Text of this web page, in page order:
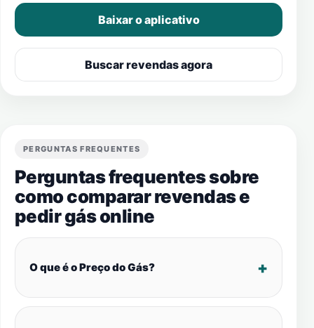
Baixar o aplicativo
Buscar revendas agora
PERGUNTAS FREQUENTES
Perguntas frequentes sobre
como comparar revendas e
pedir gás online
O que é o Preço do Gás?